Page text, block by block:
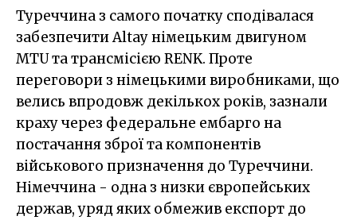
Туреччина з самого початку сподівалася
забезпечити Altay німецьким двигуном
MTU та трансмісією RENK. Проте
переговори з німецькими виробниками, що
велись впродовж декількох років, зазнали
краху через федеральне ембарго на
постачання зброї та компонентів
військового призначення до Туреччини.
Німеччина - одна з низки європейських
держав, уряд яких обмежив експорт до